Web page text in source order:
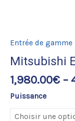
Entrée de gamme
Mitsubishi
1,980.00€ –
Puissance